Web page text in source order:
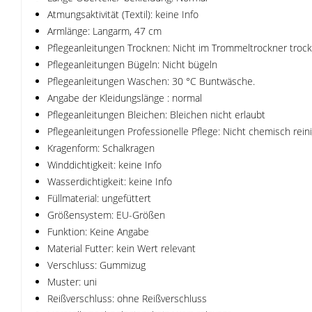
Atmungsaktivität (Textil): keine Info
Armlänge: Langarm, 47 cm
Pflegeanleitungen Trocknen: Nicht im Trommeltrockner
Pflegeanleitungen Bügeln: Nicht bügeln
Pflegeanleitungen Waschen: 30 °C Buntwäsche.
Angabe der Kleidungslänge : normal
Pflegeanleitungen Bleichen: Bleichen nicht erlaubt
Pflegeanleitungen Professionelle Pflege: Nicht chemisch
Kragenform: Schalkragen
Winddichtigkeit: keine Info
Wasserdichtigkeit: keine Info
Füllmaterial: ungefüttert
Größensystem: EU-Größen
Funktion: Keine Angabe
Material Futter: kein Wert relevant
Verschluss: Gummizug
Muster: uni
Reißverschluss: ohne Reißverschluss